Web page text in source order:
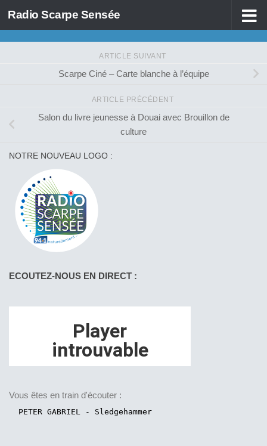
Skip to content
Radio Scarpe Sensée
ARTICLE SUIVANT
Scarpe Ciné – Carte blanche à l’équipe
ARTICLE PRÉCÉDENT
Salon du livre jeunesse à Douai avec Brouillon de
culture
NOTRE NOUVEAU LOGO :
ECOUTEZ-NOUS EN DIRECT :
Vous êtes en train d'écouter :